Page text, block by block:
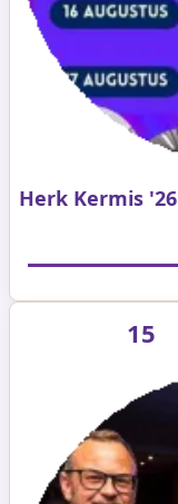
Herk Kermis '26
15